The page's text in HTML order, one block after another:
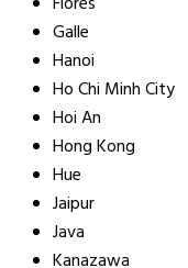
Galle
Hanoi
Ho Chi Minh City
Hoi An
Hong Kong
Hue
Jaipur
Java
Kanazawa